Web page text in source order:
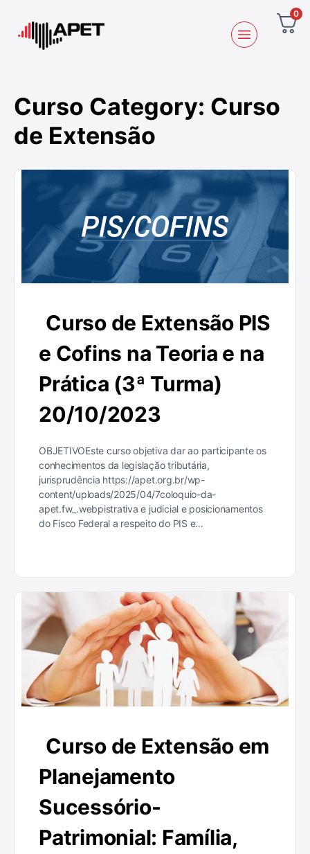
0
Curso Category: Curso
de Extensão
Curso de Extensão PIS
e Cofins na Teoria e na
Prática (3ª Turma)
20/10/2023
OBJETIVOEste curso objetiva dar ao participante os
conhecimentos da legislação tributária,
jurisprudência https://apet.org.br/wp-
content/uploads/2025/04/7coloquio-da-
apet.fw_.webpistrativa e judicial e posicionamentos
do Fisco Federal a respeito do PIS e…
Curso de Extensão em
Planejamento
Sucessório-
Patrimonial: Família,